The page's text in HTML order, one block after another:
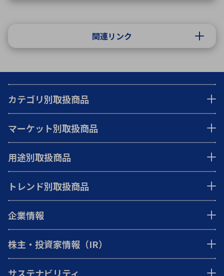
関連リンク
カテゴリ別取扱商品
マーケット別取扱商品
用途別取扱商品
トレンド別取扱商品
企業情報
株主・投資家情報（IR）
サステナビリティ